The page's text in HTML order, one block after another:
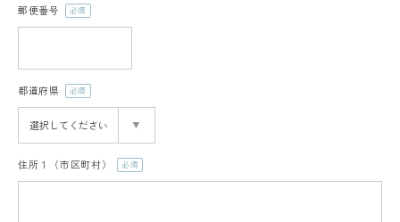
郵便番号
(必
都道府県
(必
須)
住所１（市区町村）
(必